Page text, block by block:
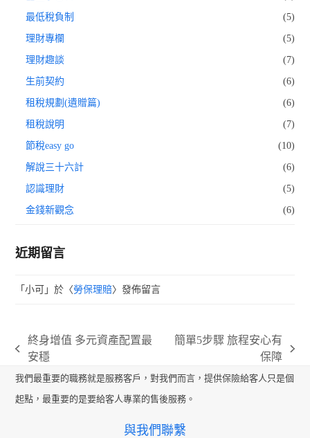
最低稅負制 (5)
理財專欄 (5)
理財趣談 (7)
生前契約 (6)
租稅規劃(遺贈篇) (6)
租稅說明 (7)
節稅easy go (10)
解說三十六計 (6)
認識理財 (5)
金錢新觀念 (6)
近期留言
「小可 」於〈勞保理賠〉發佈留言
previous
post:
終身增值 多元資產配置最
安穩
post:
簡單5步驟 旅程安心有
保障
我們最重要的職務就是服務客戶，對我們而言，提供保險給客人只是個
起點，最重要的是要給客人專業的售後服務。
與我們聯繫